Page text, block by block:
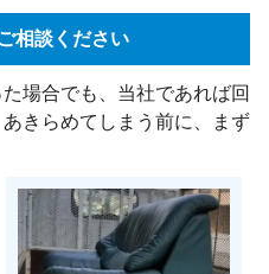
相談ください
場合でも、当社であれば回
きらめてしまう前に、まず